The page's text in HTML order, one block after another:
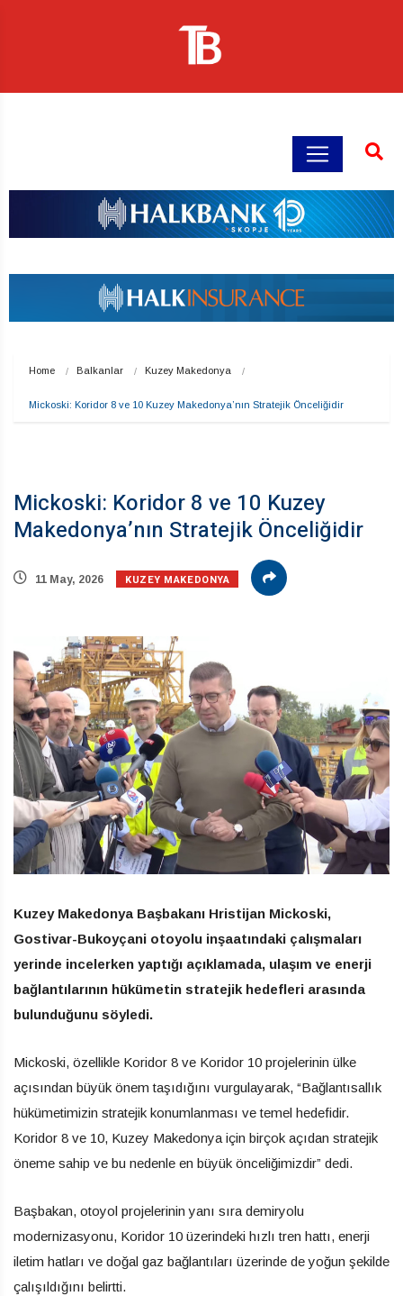
Home Balkanlar Kuzey Makedonya
Mickoski: Koridor 8 ve 10 Kuzey Makedonya’nın Stratejik Önceliğidir
Mickoski: Koridor 8 ve 10 Kuzey
Makedonya’nın Stratejik Önceliğidir
11 May, 2026 KUZEY MAKEDONYA
Kuzey Makedonya Başbakanı Hristijan Mickoski,
Gostivar-Bukoyçani otoyolu inşaatındaki çalışmaları
yerinde incelerken yaptığı açıklamada, ulaşım ve enerji
bağlantılarının hükümetin stratejik hedefleri arasında
bulunduğunu söyledi.
Mickoski, özellikle Koridor 8 ve Koridor 10 projelerinin ülke
açısından büyük önem taşıdığını vurgulayarak, “Bağlantısallık
hükümetimizin stratejik konumlanması ve temel hedefidir.
Koridor 8 ve 10, Kuzey Makedonya için birçok açıdan stratejik
öneme sahip ve bu nedenle en büyük önceliğimizdir” dedi.
Başbakan, otoyol projelerinin yanı sıra demiryolu
modernizasyonu, Koridor 10 üzerindeki hızlı tren hattı, enerji
iletim hatları ve doğal gaz bağlantıları üzerinde de yoğun şekilde
çalışıldığını belirtti.